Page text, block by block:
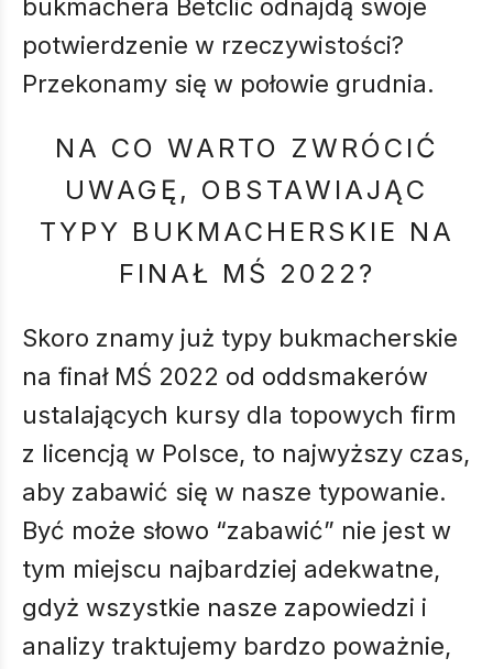
bukmachera Betclic odnajdą swoje
potwierdzenie w rzeczywistości?
Przekonamy się w połowie grudnia.
NA CO WARTO ZWRÓCIĆ
UWAGĘ, OBSTAWIAJĄC
TYPY BUKMACHERSKIE NA
FINAŁ MŚ 2022?
Skoro znamy już typy bukmacherskie
na finał MŚ 2022 od oddsmakerów
ustalających kursy dla topowych firm
z licencją w Polsce, to najwyższy czas,
aby zabawić się w nasze typowanie.
Być może słowo “zabawić” nie jest w
tym miejscu najbardziej adekwatne,
gdyż wszystkie nasze zapowiedzi i
analizy traktujemy bardzo poważnie,